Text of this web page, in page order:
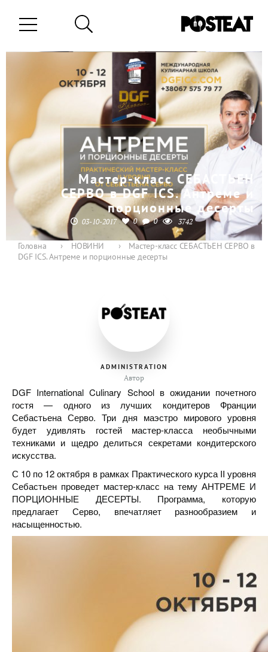
Мастер-класс СЕБАСТЬЕН
СЕРВО в DGF ICS. Антреме и
порционные десерты
03-10-2017 0 0 3742
Головна › НОВИНИ ›
Мастер-класс СЕБАСТЬЕН СЕРВО в
DGF ICS. Антреме и порционные десерты
ADMINISTRATION
Автор
DGF International Culinary School в ожидании почетного
гостя — одного из лучших кондитеров Франции
Себастьена Серво. Три дня маэстро мирового уровня
будет удивлять гостей мастер-класса необычными
техниками и щедро делиться секретами кондитерского
искусства.
С 10 по 12 октября в рамках Практического курса II уровня
Себастьен проведет мастер-класс на тему АНТРЕМЕ И
ПОРЦИОННЫЕ ДЕСЕРТЫ. Программа, которую
предлагает Серво, впечатляет разнообразием и
насыщенностью.